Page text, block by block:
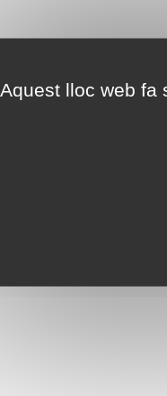
Aquest lloc web fa